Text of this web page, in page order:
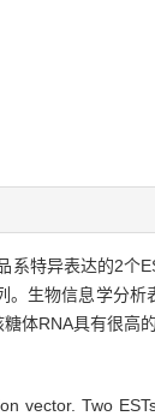
特异表达的2个
生物信息学分
体RNA具有很高的
vector. Two